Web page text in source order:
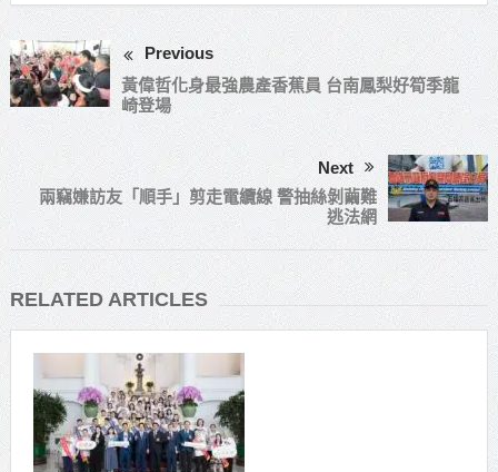
Previous
黃偉哲化身最強農產香蕉員 台南鳳梨好筍季龍
崎登場
Next
兩竊嫌訪友「順手」剪走電纜線 警抽絲剝繭難
逃法網
RELATED ARTICLES